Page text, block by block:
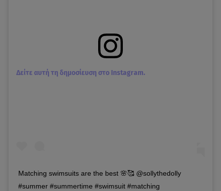
Δείτε αυτή τη δημοσίευση στο Instagram.
Matching swimsuits are the best 🌸🥰 @sollythedolly
#summer #summertime #swimsuit #matching